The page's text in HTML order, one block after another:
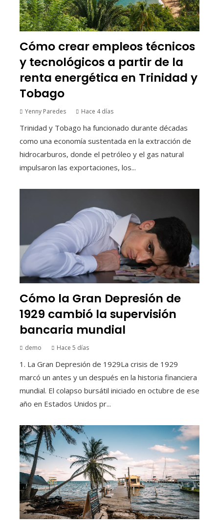
Cómo crear empleos técnicos
y tecnológicos a partir de la
renta energética en Trinidad y
Tobago
Yenny Paredes Hace 4 días
Trinidad y Tobago ha funcionado durante décadas
como una economía sustentada en la extracción de
hidrocarburos, donde el petróleo y el gas natural
impulsaron las exportaciones, los...
Cómo la Gran Depresión de
1929 cambió la supervisión
bancaria mundial
demo Hace 5 días
1. La Gran Depresión de 1929La crisis de 1929
marcó un antes y un después en la historia financiera
mundial. El colapso bursátil iniciado en octubre de ese
año en Estados Unidos pr...